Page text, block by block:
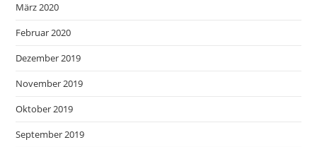
März 2020
Februar 2020
Dezember 2019
November 2019
Oktober 2019
September 2019